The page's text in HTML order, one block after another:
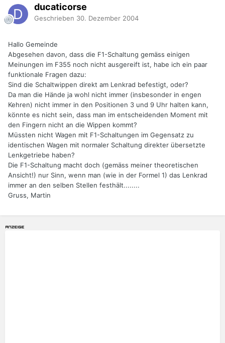
ducaticorse
Geschrieben 30. Dezember 2004
Hallo Gemeinde
Abgesehen davon, dass die F1-Schaltung gemäss einigen
Meinungen im F355 noch nicht ausgereift ist, habe ich ein paar
funktionale Fragen dazu:
Sind die Schaltwippen direkt am Lenkrad befestigt, oder?
Da man die Hände ja wohl nicht immer (insbesonder in engen
Kehren) nicht immer in den Positionen 3 und 9 Uhr halten kann,
könnte es nicht sein, dass man im entscheidenden Moment mit
den Fingern nicht an die Wippen kommt?
Müssten nicht Wagen mit F1-Schaltungen im Gegensatz zu
identischen Wagen mit normaler Schaltung direkter übersetzte
Lenkgetriebe haben?
Die F1-Schaltung macht doch (gemäss meiner theoretischen
Ansicht!) nur Sinn, wenn man (wie in der Formel 1) das Lenkrad
immer an den selben Stellen festhält........
Gruss, Martin